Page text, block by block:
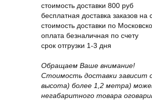
стоимость доставки 800 руб
бесплатная доставка заказов
стоимость доставки по
оплата безналичная по счету
срок отгрузки 1-3 дня
Обращаем Ваше внимание!
Стоимость доставки зависит
высота) более 1,2 метра)
негабаритного товара